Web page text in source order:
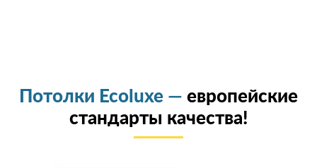
Потолки Ecoluxe — европейские
стандарты качества!